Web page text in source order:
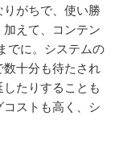
がちで、使い勝
えて、コンテン
でに。システムの
数十分も待たされ
たりすることも
ストも高く、シ